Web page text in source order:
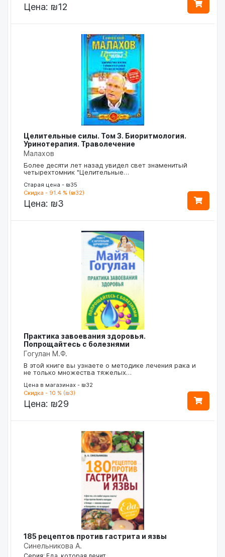
Цена: ₪12
Целительные силы. Том 3. Биоритмология.
Уринотерапия. Траволечение
Малахов
Более десяти лет назад увидел свет знаменитый
четырехтомник "Целительные…
Старая цена - ₪35
Скидка - 91.4 % (₪32)
Цена: ₪3
Практика завоевания здоровья.
Попрощайтесь с болезнями
Гогулан М.Ф.
В этой книге вы узнаете о методике лечения рака и
не только множества тяжелых…
Цена в магазинах - ₪32
Скидка - 10 % (₪3)
Цена: ₪29
185 рецептов против гастрита и язвы
Синельникова А.